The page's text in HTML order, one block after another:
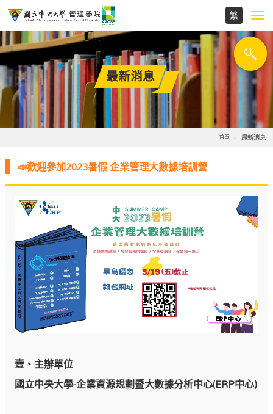
最新消息
首頁 最新消息
📣歡迎參加2023暑假 企業管理大數據培訓營
壹、主辦單位
國立中央大學-企業資源規劃暨大數據分析中心(ERP中心)